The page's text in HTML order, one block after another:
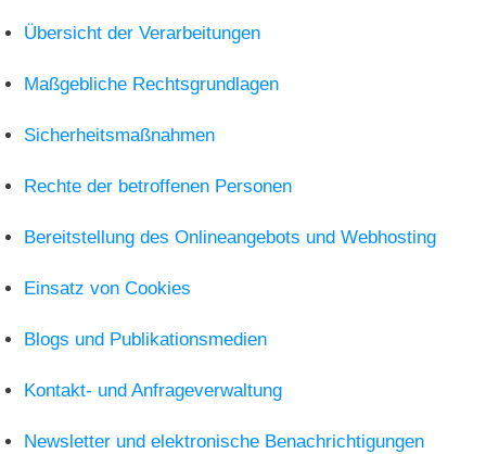
Übersicht der Verarbeitungen
Maßgebliche Rechtsgrundlagen
Sicherheitsmaßnahmen
Rechte der betroffenen Personen
Bereitstellung des Onlineangebots und Webhosting
Einsatz von Cookies
Blogs und Publikationsmedien
Kontakt- und Anfrageverwaltung
Newsletter und elektronische Benachrichtigungen